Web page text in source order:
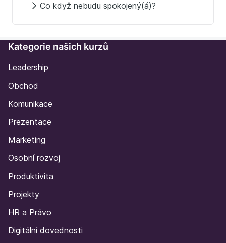
Co když nebudu spokojený(á)?
Kategorie našich kurzů
Leadership
Obchod
Komunikace
Prezentace
Marketing
Osobní rozvoj
Produktivita
Projekty
HR a Právo
Digitální dovednosti